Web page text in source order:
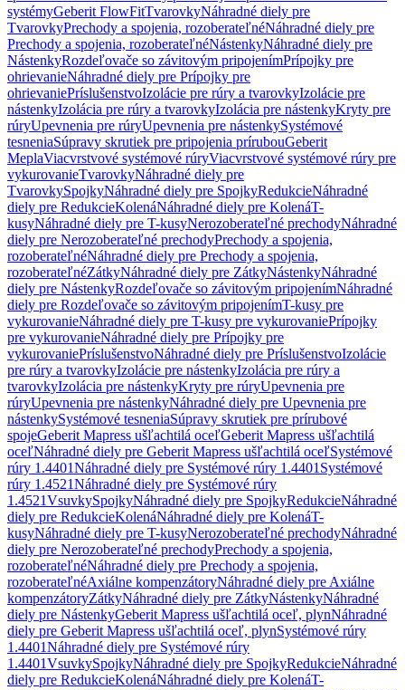
systémyGeberit FlowFitTvarovkyNáhradné diely pre
TvarovkyPrechody a spojenia, rozoberateľnéNáhradné diely pre
Prechody a spojenia, rozoberateľnéNástenkyNáhradné diely pre
NástenkyRozdeľovače so závitovým pripojenímPrípojky pre
ohrievanieNáhradné diely pre Prípojky pre
ohrievaniePríslušenstvoIzolácie pre rúry a tvarovkyIzolácie pre
nástenkyIzolácia pre rúry a tvarovkyIzolácia pre nástenkyKryty pre
rúryUpevnenia pre rúryUpevnenia pre nástenkySystémové
tesneniaSúpravy skrutiek pre pripojenia prírubouGeberit
MeplaViacvrstvové systémové rúryViacvrstvové systémové rúry pre
vykurovanieTvarovkyNáhradné diely pre
TvarovkySpojkyNáhradné diely pre SpojkyRedukcieNáhradné
diely pre RedukcieKolenáNáhradné diely pre KolenáT-
kusyNáhradné diely pre T-kusyNerozoberateľné prechodyNáhradné
diely pre Nerozoberateľné prechodyPrechody a spojenia,
rozoberateľnéNáhradné diely pre Prechody a spojenia,
rozoberateľnéZátkyNáhradné diely pre ZátkyNástenkyNáhradné
diely pre NástenkyRozdeľovače so závitovým pripojenímNáhradné
diely pre Rozdeľovače so závitovým pripojenímT-kusy pre
vykurovanieNáhradné diely pre T-kusy pre vykurovaniePrípojky
pre vykurovanieNáhradné diely pre Prípojky pre
vykurovaniePríslušenstvoNáhradné diely pre PríslušenstvoIzolácie
pre rúry a tvarovkyIzolácie pre nástenkyIzolácia pre rúry a
tvarovkyIzolácia pre nástenkyKryty pre rúryUpevnenia pre
rúryUpevnenia pre nástenkyNáhradné diely pre Upevnenia pre
nástenkySystémové tesneniaSúpravy skrutiek pre prírubové
spojeGeberit Mapress ušľachtilá oceľGeberit Mapress ušľachtilá
oceľNáhradné diely pre Geberit Mapress ušľachtilá oceľSystémové
rúry 1.4401Náhradné diely pre Systémové rúry 1.4401 Systémové
rúry 1.4521Náhradné diely pre Systémové rúry
1.4521VsuvkySpojkyNáhradné diely pre SpojkyRedukcieNáhradné
diely pre RedukcieKolenáNáhradné diely pre KolenáT-
kusyNáhradné diely pre T-kusyNerozoberateľné prechodyNáhradné
diely pre Nerozoberateľné prechodyPrechody a spojenia,
rozoberateľnéNáhradné diely pre Prechody a spojenia,
rozoberateľnéAxiálne kompenzátoryNáhradné diely pre Axiálne
kompenzátoryZátkyNáhradné diely pre ZátkyNástenkyNáhradné
diely pre NástenkyGeberit Mapress ušľachtilá oceľ, plynNáhradné
diely pre Geberit Mapress ušľachtilá oceľ, plynSystémové rúry
1.4401Náhradné diely pre Systémové rúry
1.4401VsuvkySpojkyNáhradné diely pre SpojkyRedukcieNáhradné
diely pre RedukcieKolenáNáhradné diely pre KolenáT-